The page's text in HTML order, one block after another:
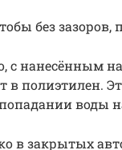
без зазоров,
с нанесённым
полиэтилен.
воды
в закрытых